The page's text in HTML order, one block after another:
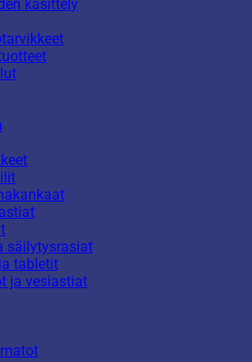
käsittely
säilytysrasiat
tabletit
ja vesiastiat